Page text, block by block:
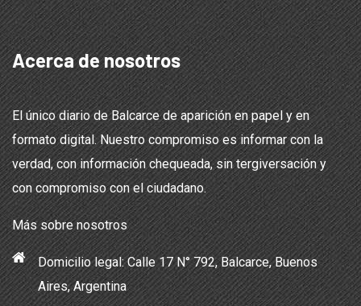
Acerca de nosotros
El único diario de Balcarce de aparición en papel y en
formato digital. Nuestro compromiso es informar con la
verdad, con información chequeada, sin tergiversación y
con compromiso con el ciudadano.
Más sobre nosotros
Domicilio legal: Calle 17 N° 792, Balcarce, Buenos
Aires, Argentina